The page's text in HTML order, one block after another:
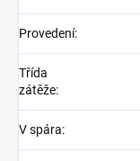
Provedení:
Třída
zátěže:
V spára: